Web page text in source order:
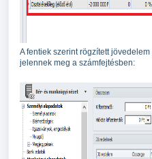
A fentiek szerint rögzített
jelennek meg a számfejtésben: